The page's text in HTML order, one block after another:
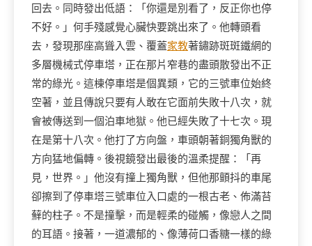
回去。同時發出低語：「你還是別看了，反正你也停
不好。」何手殘感覺心臟快要跳出來了。他轉頭看
去，發現那座高聳入雲、覆蓋家教著鏽跡斑斑鐵網的
多層機械式停車塔，正在那片窄巷的盡頭散發出不正
常的綠光。這棟停車塔是個異類，它的三號車位始終
空著，並且傳說只要有人敢在它面前失敗十八次，就
會被傳送到一個泊車地獄。他已經失敗了十七次。現
在是第十八次。他打了方向盤，車頭朝著銅獨角獸的
方向猛地偏轉。後視鏡發出最後的溫柔提醒：「再
見，世界。」他沒有撞上獨角獸，但他那顫抖的車尾
卻擦到了停車塔三號車位入口處的一根古老、佈滿苔
蘚的柱子。不是撞擊，而是輕柔的碰觸，像戀人之間
的耳語。接著，一道濃郁的、像薄荷口香糖一樣的綠